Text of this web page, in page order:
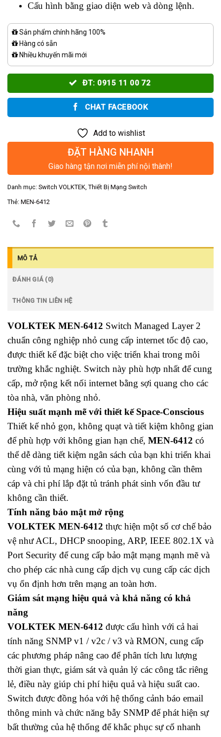
Cấu hình bằng giao diện web và dòng lệnh.
Sản phẩm chính hãng 100%
Hàng có sẵn
Nhiều khuyến mãi mới
ĐT: 0915 11 00 72
CHAT FACEBOOK
Add to wishlist
ĐẶT HÀNG NHANH
Giao hàng tận nơi miễn phí nội thành!
Danh mục: Switch VOLKTEK, Thiết Bị Mạng Switch
Thẻ: MEN-6412
MÔ TẢ
ĐÁNH GIÁ (0)
THÔNG TIN LIÊN HỆ
VOLKTEK MEN-6412 Switch Managed Layer 2
chuẩn công nghiệp nhỏ cung cấp internet tốc độ cao,
được thiết kế đặc biệt cho việc triển khai trong môi
trường khắc nghiệt. Switch này phù hợp nhất để cung
cấp, mở rộng kết nối internet bằng sợi quang cho các
tòa nhà, văn phòng nhỏ.
Hiệu suất mạnh mẽ với thiết kế Space-Conscious
Thiết kế nhỏ gọn, không quạt và tiết kiệm không gian
để phù hợp với không gian hạn chế, MEN-6412 có
thể dễ dàng tiết kiệm ngân sách của bạn khi triển khai
cùng với tủ mạng hiện có của bạn, không cần thêm
cáp và chi phí lắp đặt tủ tránh phát sinh vốn đầu tư
không cần thiết.
Tính năng bảo mật mở rộng
VOLKTEK MEN-6412 thực hiện một số cơ chế bảo
vệ như ACL, DHCP snooping, ARP, IEEE 802.1X và
Port Security để cung cấp bảo mật mạng mạnh mẽ và
cho phép các nhà cung cấp dịch vụ cung cấp các dịch
vụ ổn định hơn trên mạng an toàn hơn.
Giám sát mạng hiệu quả và khả năng có khả
năng
VOLKTEK MEN-6412 được cấu hình với cả hai
tính năng SNMP v1 / v2c / v3 và RMON, cung cấp
các phương pháp nâng cao để phân tích lưu lượng
thời gian thực, giám sát và quản lý các công tắc riêng
lẻ, điều này giúp chi phí hiệu quả và hiệu suất cao.
Switch được đồng hóa với hệ thống cảnh báo email
thông minh và chức năng bẫy SNMP để phát hiện sự
bất thường của hệ thống để khắc phục sự cố nhanh